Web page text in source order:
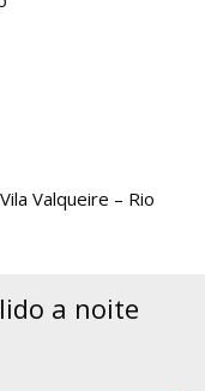
Valqueire – Rio
a noite